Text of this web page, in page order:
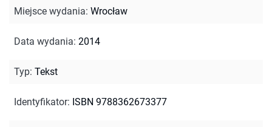
Miejsce wydania: Wrocław
Data wydania: 2014
Typ: Tekst
Identyfikator: ISBN 9788362673377